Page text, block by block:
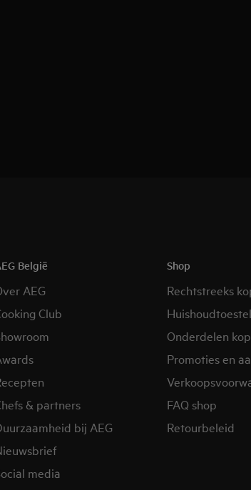
België
AEG
Club
& partners
bij AEG
media
Shop
Rechtstreeks
Onderdelen
Promoties en
FAQ shop
Retourbeleid​